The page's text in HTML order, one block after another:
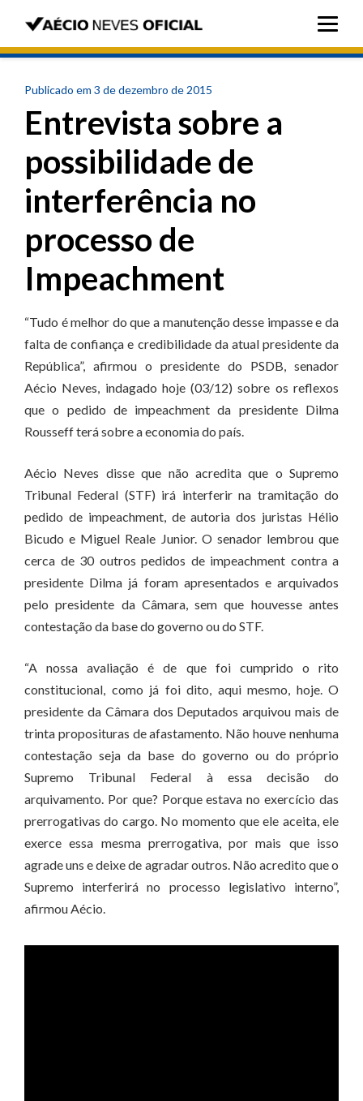
Publicado em 3 de dezembro de 2015
Entrevista sobre a
possibilidade de
interferência no
processo de
Impeachment
“Tudo é melhor do que a manutenção desse impasse e da
falta de confiança e credibilidade da atual presidente da
República”, afirmou o presidente do PSDB, senador
Aécio Neves, indagado hoje (03/12) sobre os reflexos
que o pedido de impeachment da presidente Dilma
Rousseff terá sobre a economia do país.
Aécio Neves disse que não acredita que o Supremo
Tribunal Federal (STF) irá interferir na tramitação do
pedido de impeachment, de autoria dos juristas Hélio
Bicudo e Miguel Reale Junior. O senador lembrou que
cerca de 30 outros pedidos de impeachment contra a
presidente Dilma já foram apresentados e arquivados
pelo presidente da Câmara, sem que houvesse antes
contestação da base do governo ou do STF.
“A nossa avaliação é de que foi cumprido o rito
constitucional, como já foi dito, aqui mesmo, hoje. O
presidente da Câmara dos Deputados arquivou mais de
trinta proposituras de afastamento. Não houve nenhuma
contestação seja da base do governo ou do próprio
Supremo Tribunal Federal à essa decisão do
arquivamento. Por que? Porque estava no exercício das
prerrogativas do cargo. No momento que ele aceita, ele
exerce essa mesma prerrogativa, por mais que isso
agrade uns e deixe de agradar outros. Não acredito que o
Supremo interferirá no processo legislativo interno”,
afirmou Aécio.